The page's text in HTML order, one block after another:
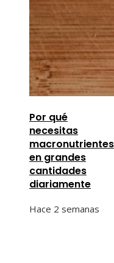
Por qué
necesitas
macronutrientes
en grandes
cantidades
diariamente
Hace 2 semanas